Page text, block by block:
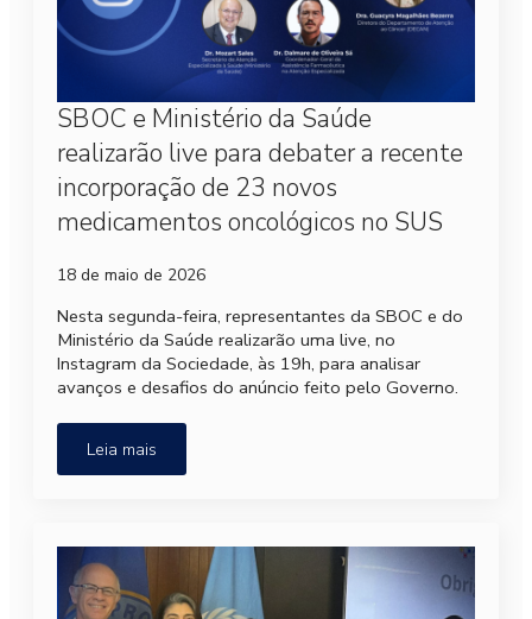
SBOC e Ministério da Saúde
realizarão live para debater a recente
incorporação de 23 novos
medicamentos oncológicos no SUS
18 de maio de 2026
Nesta segunda-feira, representantes da SBOC e do
Ministério da Saúde realizarão uma live, no
Instagram da Sociedade, às 19h, para analisar
avanços e desafios do anúncio feito pelo Governo.
Leia mais